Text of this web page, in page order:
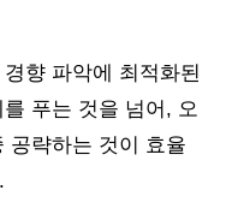
향 파악에 최적화된
푸는 것을 넘어, 오
공략하는 것이 효율